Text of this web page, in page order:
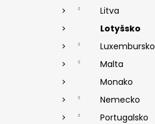
Litva
Lotyšsko
Luxembursko
Malta
Monako
Nemecko
Portugalsko